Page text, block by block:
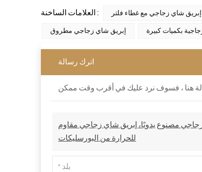
العلامات الساخنة : إبريق شاي زجاجي مع غطاء فلتر
إبريق شاي زجاجي مطروق بكميات كبيرة
اترك رسالة
مصنوع يدويًا، إبريق شاي زجاجي مقاوم
للحرارة من البورسليكات